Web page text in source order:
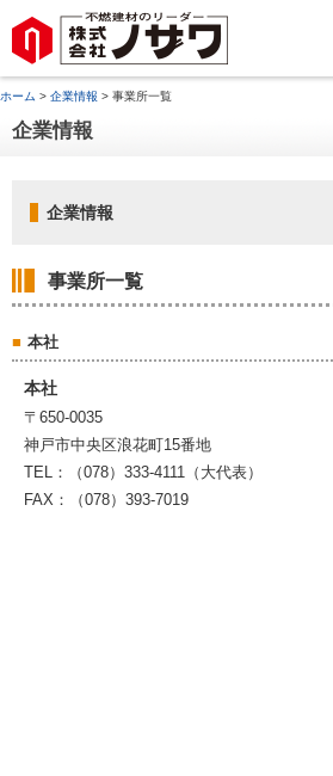
ホーム > 企業情報 > 事業所一覧
企業情報
企業情報
事業所一覧
本社
本社
〒650-0035
神戸市中央区浪花町15番地
TEL：（078）333-4111（大代表）
FAX：（078）393-7019